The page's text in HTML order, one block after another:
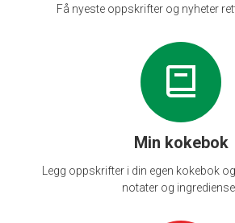
Få nyeste oppskrifter og nyheter
Min kokebok
Legg oppskrifter i din egen kokebok
notater og